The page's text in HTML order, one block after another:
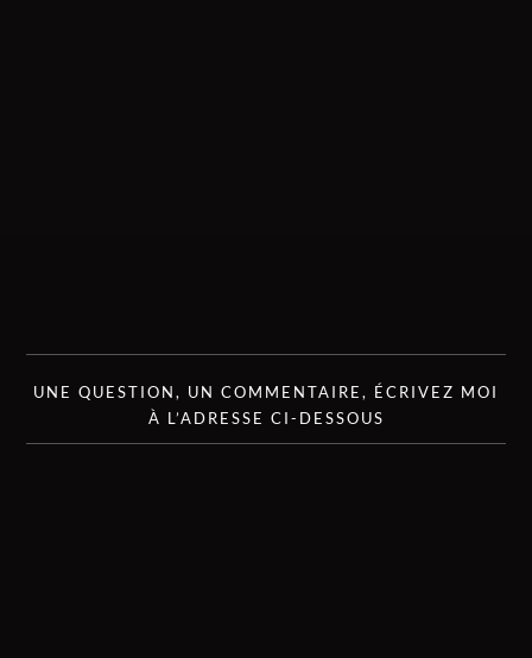
UNE QUESTION, UN COMMENTAIRE, ÉCRIVEZ MOI
À L’ADRESSE CI-DESSOUS